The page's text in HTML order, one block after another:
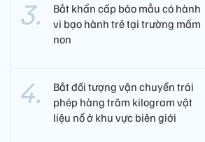
Bắt khẩn cấp bảo mẫu có hành
vi bạo hành trẻ tại trường mầm
non
Bắt đối tượng vận chuyển trái
phép hàng trăm kilogram vật
liệu nổ ở khu vực biên giới